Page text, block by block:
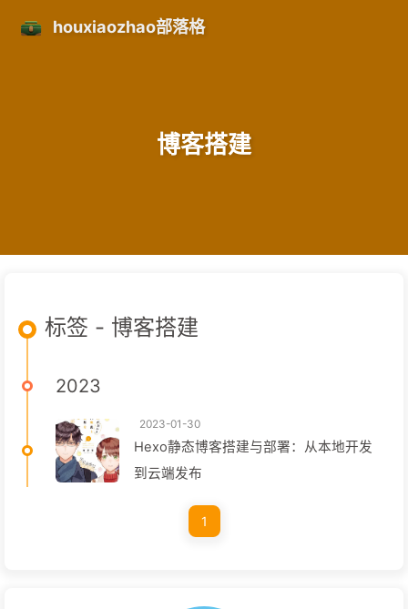
houxiaozhao部落格
博客搭建
标签 - 博客搭建
2023
2023-01-30
Hexo静态博客搭建与部署：从本地开发
到云端发布
1